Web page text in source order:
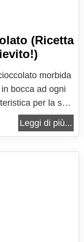
(Ricetta
morbida
bocca ad ogni
per la sua
il suo ripieno
Questo
Leggi di più...